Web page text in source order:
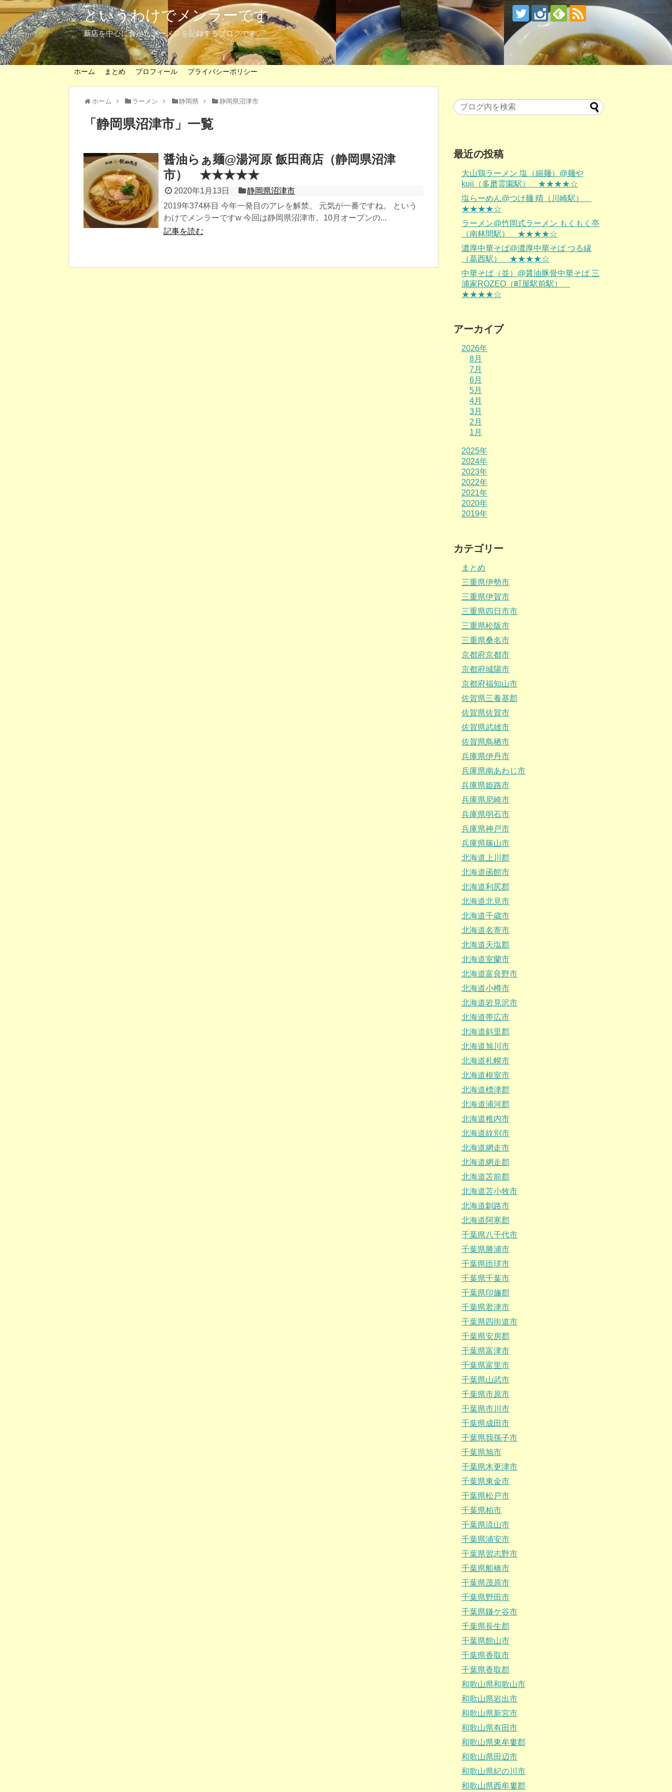
というわけでメンラーです
新店を中心に食べたラーメンを記録するブログです。
ホーム まとめ プロフィール プライバシーポリシー
ホーム ラーメン 静岡県 静岡県沼津市
「 静岡県沼津市 」 一覧
醤油らぁ麺@湯河原 飯田商店（静岡県沼津
市） ★★★★★
2020年1月13日
静岡県沼津市
2019年374杯目 今年一発目のアレを解禁。 元気が一番ですね。 という
わけでメンラーですw 今回は静岡県沼津市。10月オープンの...
記事を読む
最近の投稿
大山鶏ラーメン 塩（細麺）@麺や
kuji（多磨霊園駅） ★★★★☆
塩らーめん@つけ麺 晴（川崎駅）
★★★★☆
ラーメン@竹岡式ラーメン もくもく亭
（南林間駅） ★★★★☆
濃厚中華そば@濃厚中華そば つる縁
（葛西駅） ★★★★☆
中華そば（並）@醤油豚骨中華そば 三
浦家ROZEO（町屋駅前駅）
★★★★☆
アーカイブ
2026年
8月
7月
6月
5月
4月
3月
2月
1月
2025年
2024年
2023年
2022年
2021年
2020年
2019年
カテゴリー
まとめ
三重県伊勢市
三重県伊賀市
三重県四日市市
三重県松阪市
三重県桑名市
京都府京都市
京都府城陽市
京都府福知山市
佐賀県三養基郡
佐賀県佐賀市
佐賀県武雄市
佐賀県鳥栖市
兵庫県伊丹市
兵庫県南あわじ市
兵庫県姫路市
兵庫県尼崎市
兵庫県明石市
兵庫県神戸市
兵庫県篠山市
北海道上川郡
北海道函館市
北海道利尻郡
北海道北見市
北海道千歳市
北海道名寄市
北海道天塩郡
北海道室蘭市
北海道富良野市
北海道小樽市
北海道岩見沢市
北海道帯広市
北海道斜里郡
北海道旭川市
北海道札幌市
北海道根室市
北海道標津郡
北海道浦河郡
北海道稚内市
北海道紋別市
北海道網走市
北海道網走郡
北海道苫前郡
北海道苫小牧市
北海道釧路市
北海道阿寒郡
千葉県八千代市
千葉県勝浦市
千葉県匝瑳市
千葉県千葉市
千葉県印旛郡
千葉県君津市
千葉県四街道市
千葉県安房郡
千葉県富津市
千葉県富里市
千葉県山武市
千葉県市原市
千葉県市川市
千葉県成田市
千葉県我孫子市
千葉県旭市
千葉県木更津市
千葉県東金市
千葉県松戸市
千葉県柏市
千葉県流山市
千葉県浦安市
千葉県習志野市
千葉県船橋市
千葉県茂原市
千葉県野田市
千葉県鎌ケ谷市
千葉県長生郡
千葉県館山市
千葉県香取市
千葉県香取郡
和歌山県和歌山市
和歌山県岩出市
和歌山県新宮市
和歌山県有田市
和歌山県東牟婁郡
和歌山県田辺市
和歌山県紀の川市
和歌山県西牟婁郡